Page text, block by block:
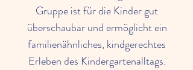
Gruppe ist für die Kinder gut
überschaubar und ermöglicht ein
familienähnliches, kindgerechtes
Erleben des Kindergartenalltags.